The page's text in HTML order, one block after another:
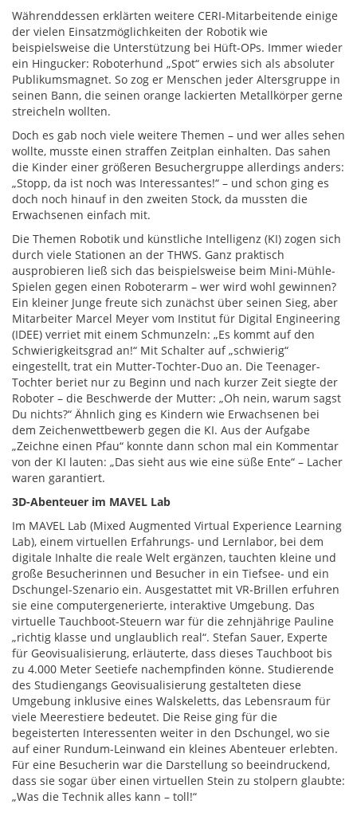
Währenddessen erklärten weitere CERI-Mitarbeitende einige
der vielen Einsatzmöglichkeiten der Robotik wie
beispielsweise die Unterstützung bei Hüft-OPs. Immer wieder
ein Hingucker: Roboterhund „Spot“ erwies sich als absoluter
Publikumsmagnet. So zog er Menschen jeder Altersgruppe in
seinen Bann, die seinen orange lackierten Metallkörper gerne
streicheln wollten.
Doch es gab noch viele weitere Themen – und wer alles sehen
wollte, musste einen straffen Zeitplan einhalten. Das sahen
die Kinder einer größeren Besuchergruppe allerdings anders:
„Stopp, da ist noch was Interessantes!“ – und schon ging es
doch noch hinauf in den zweiten Stock, da mussten die
Erwachsenen einfach mit.
Die Themen Robotik und künstliche Intelligenz (KI) zogen sich
durch viele Stationen an der THWS. Ganz praktisch
ausprobieren ließ sich das beispielsweise beim Mini-Mühle-
Spielen gegen einen Roboterarm – wer wird wohl gewinnen?
Ein kleiner Junge freute sich zunächst über seinen Sieg, aber
Mitarbeiter Marcel Meyer vom Institut für Digital Engineering
(IDEE) verriet mit einem Schmunzeln: „Es kommt auf den
Schwierigkeitsgrad an!“ Mit Schalter auf „schwierig“
eingestellt, trat ein Mutter-Tochter-Duo an. Die Teenager-
Tochter beriet nur zu Beginn und nach kurzer Zeit siegte der
Roboter – die Beschwerde der Mutter: „Oh nein, warum sagst
Du nichts?“ Ähnlich ging es Kindern wie Erwachsenen bei
dem Zeichenwettbewerb gegen die KI. Aus der Aufgabe
„Zeichne einen Pfau“ konnte dann schon mal ein Kommentar
von der KI lauten: „Das sieht aus wie eine süße Ente“ – Lacher
waren garantiert.
3D-Abenteuer im MAVEL Lab
Im MAVEL Lab (Mixed Augmented Virtual Experience Learning
Lab), einem virtuellen Erfahrungs- und Lernlabor, bei dem
digitale Inhalte die reale Welt ergänzen, tauchten kleine und
große Besucherinnen und Besucher in ein Tiefsee- und ein
Dschungel-Szenario ein. Ausgestattet mit VR-Brillen erfuhren
sie eine computergenerierte, interaktive Umgebung. Das
virtuelle Tauchboot-Steuern war für die zehnjährige Pauline
„richtig klasse und unglaublich real“. Stefan Sauer, Experte
für Geovisualisierung, erläuterte, dass dieses Tauchboot bis
zu 4.000 Meter Seetiefe nachempfinden könne. Studierende
des Studiengangs Geovisualisierung gestalteten diese
Umgebung inklusive eines Walskeletts, das Lebensraum für
viele Meerestiere bedeutet. Die Reise ging für die
begeisterten Interessenten weiter in den Dschungel, wo sie
auf einer Rundum-Leinwand ein kleines Abenteuer erlebten.
Für eine Besucherin war die Darstellung so beeindruckend,
dass sie sogar über einen virtuellen Stein zu stolpern glaubte:
„Was die Technik alles kann – toll!“